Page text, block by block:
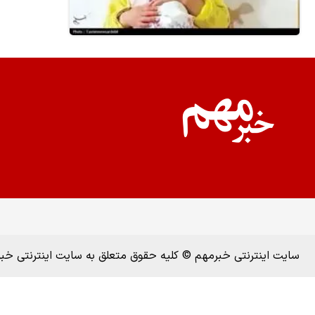
سایت اینترنتی خبرمهم © کلیه حقوق متعلق به سایت اینترنتی